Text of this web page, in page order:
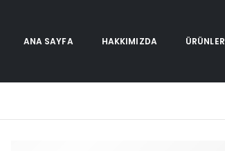
ANA SAYFA HAKKIMIZDA ÜRÜNLER